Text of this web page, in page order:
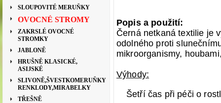
SLOUPOVITÉ MERUŇKY
OVOCNÉ STROMY
ZAKRSLÉ OVOCNÉ
STROMKY
JABLONĚ
HRUŠNĚ KLASICKÉ,
ASIJSKÉ
SLIVONĚ,ŠVESTKOMERUŇKY
RENKLODY,MIRABELKY
TŘEŠNĚ
Popis a použití:
Černá netkaná textilie je
odolného proti
mikroorganismy,
Výhody:
Šetří čas při péči o